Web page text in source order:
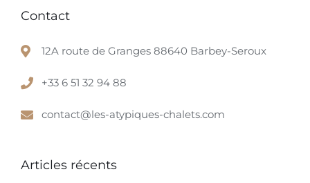
Contact
12A route de Granges 88640 Barbey-Seroux
+33 6 51 32 94 88
contact@les-atypiques-chalets.com
Articles récents